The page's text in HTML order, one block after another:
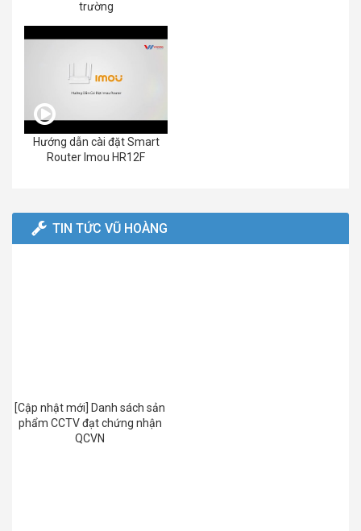
trường
Hướng dẫn cài đặt Smart
Router Imou HR12F
TIN TỨC VŨ HOÀNG
[Cập nhật mới] Danh sách sản
phẩm CCTV đạt chứng nhận
QCVN